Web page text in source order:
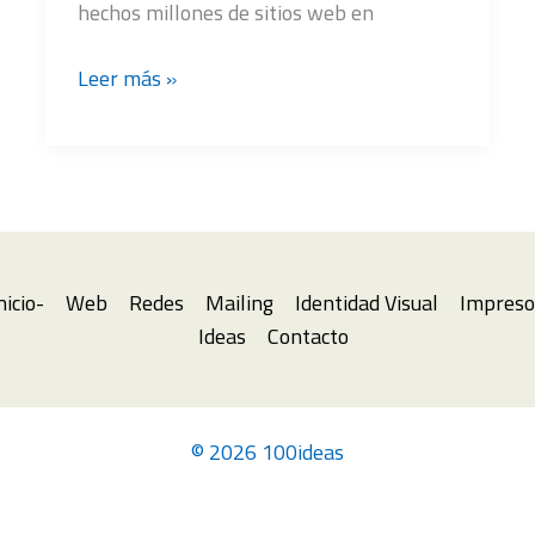
hechos millones de sitios web en
Qué
Leer más »
Web Redes Mailing Identidad Visual
Ideas
Contacto
© 2026 100ideas